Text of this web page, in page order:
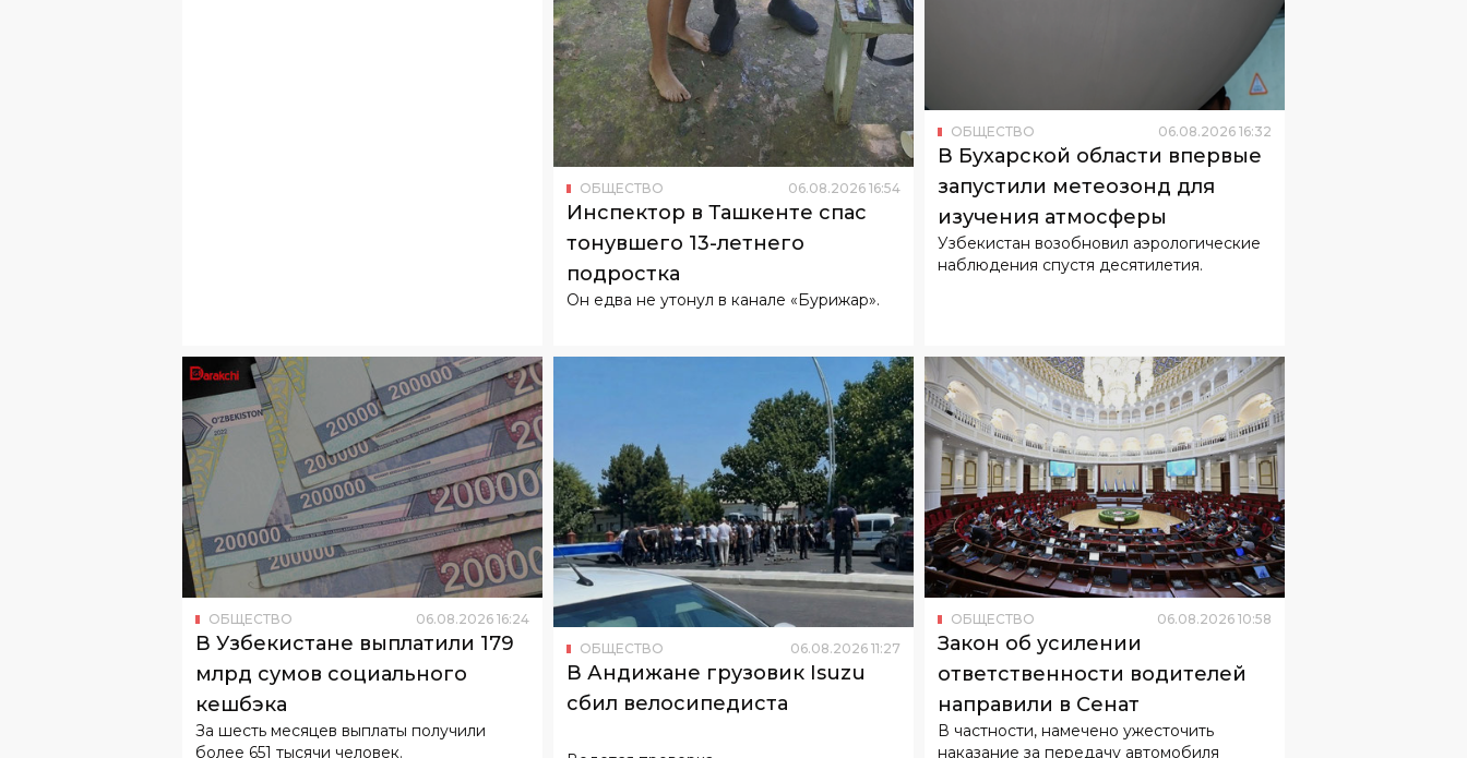
ОБЩЕСТВО 06. 08 .2026 16: 54
Инспектор в Ташкенте спас
тонувшего 13-летнего
подростка
Он едва не утонул в канале «Бурижар».
32
В Бухарской области впервые
запустили метеозонд для
изучения атмосферы
Узбекистан возобновил аэрологические
ОБЩЕСТВО 06.08.2026 16:24
В Узбекистане выплатили 179
млрд сумов социального
кешбэка
За шесть месяцев выплаты получили
ОБЩЕСТВО 06. 08.2026 11:27
В Андижане грузовик Isuzu
сбил велосипедиста
Ведется проверка.
ОБЩЕСТВО 06.08.2026 10:58
Закон об усилении
ответственности водителей
направили в Сенат
В частности, намечено ужесточить
несовершеннолетнему.